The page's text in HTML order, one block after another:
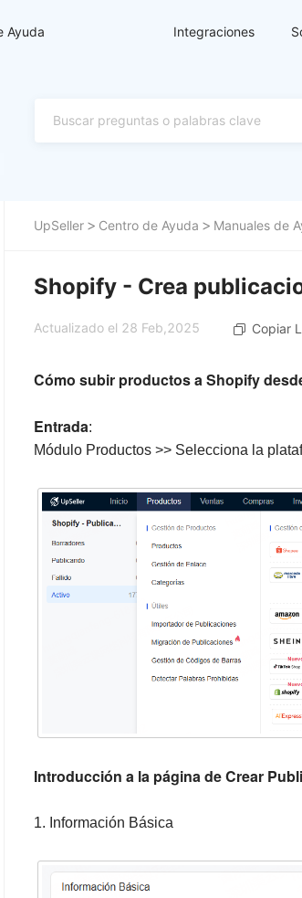
Ayuda Integraciones
UpSeller Centro de Ayuda Manuales de
Shopify - Crea
Actualizado el 28 Feb,2025 Copiar
Cómo subir productos a Shopify
Entrada:
Módulo Productos >> Selecciona la
Introducción a la página de Crear
1. Información Básica